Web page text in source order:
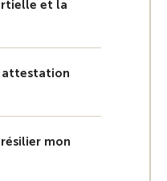
et la
attestation
mon